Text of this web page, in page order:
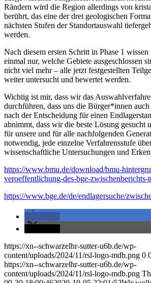
Rändern wird die Region allerdings von
berührt, das eine der drei geologischen
nächsten Stufen der Standortauswahl
werden.
Nach diesem ersten Schritt in Phase 1
einmal nur, welche Gebiete ausgeschlossen
nicht viel mehr – alle jetzt festgestellten
weiter untersucht und bewertet werden.
Wichtig ist mir, dass wir das
durchführen, dass uns die Bürger*innen
nach der Entscheidung für einen
abnimmt, dass wir die beste Lösung gesucht
für unsere und für alle nachfolgenden
notwendig, jede einzelne Verfahrensstufe
wissenschaftliche Untersuchungen und
https://www.bmu.de/download/bmu-
veroeffentlichung-des-bge-zwischenberichts-
https://www.bge.de/de/endlagersuche/
https://xn--schwarzelhr-sutter-u6b.de/wp-
content/uploads/2024/11/rsl-logo-mdb.png 0
https://xn--schwarzelhr-sutter-u6b.de/wp-
content/uploads/2024/11/rsl-logo-mdb.png